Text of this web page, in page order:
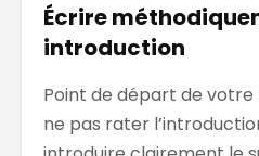
Écrire
introduction
Point de départ de votre
ne pas rater